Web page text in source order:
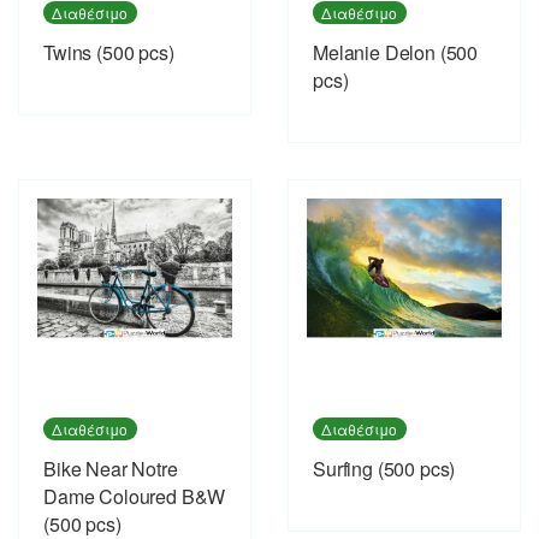
Διαθέσιμο
Twins (500 pcs)
Διαθέσιμο
Melanie Delon (500
pcs)
Διαθέσιμο
Bike Near Notre
Dame Coloured B&W
(500 pcs)
Διαθέσιμο
Surfing (500 pcs)